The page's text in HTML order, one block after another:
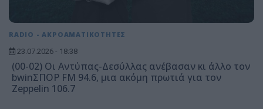
RADIO - ΑΚΡΟΑΜΑΤΙΚΟΤΗΤΕΣ
23.07.2026 - 18:38
(00-02) Οι Αντύπας-Δεσύλλας ανέβασαν κι άλλο τον
bwinΣΠΟΡ FM 94.6, μια ακόμη πρωτιά για τον
Zeppelin 106.7